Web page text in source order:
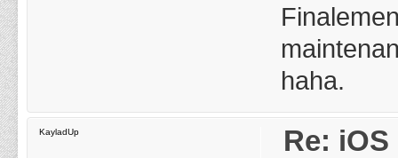
haha.
Re:
KayladUp